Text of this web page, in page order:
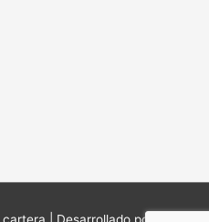
cartera | Desarrollado por